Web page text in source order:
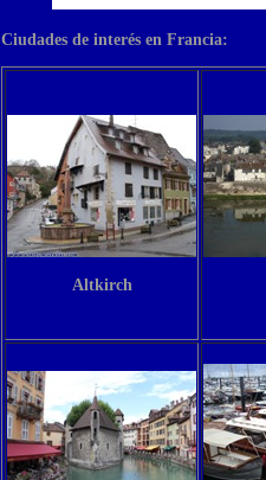
Ciudades de interés en Francia:
Altkirch